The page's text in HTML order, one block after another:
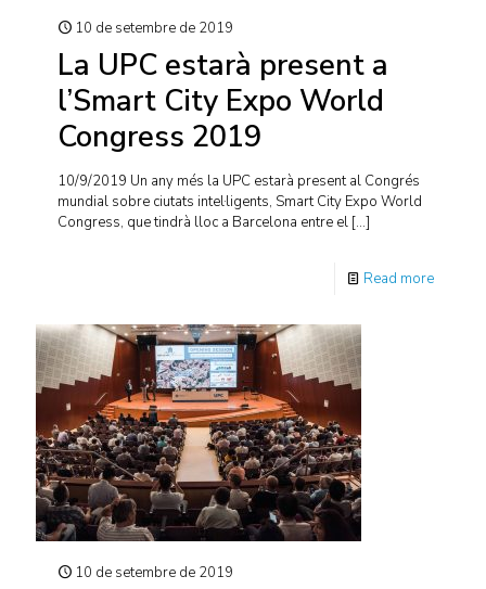
10 de setembre de 2019
La UPC estarà present a
l’Smart City Expo World
Congress 2019
10/9/2019 Un any més la UPC estarà present al Congrés
mundial sobre ciutats intel·ligents, Smart City Expo World
Congress, que tindrà lloc a Barcelona entre el […]
Read more
10 de setembre de 2019